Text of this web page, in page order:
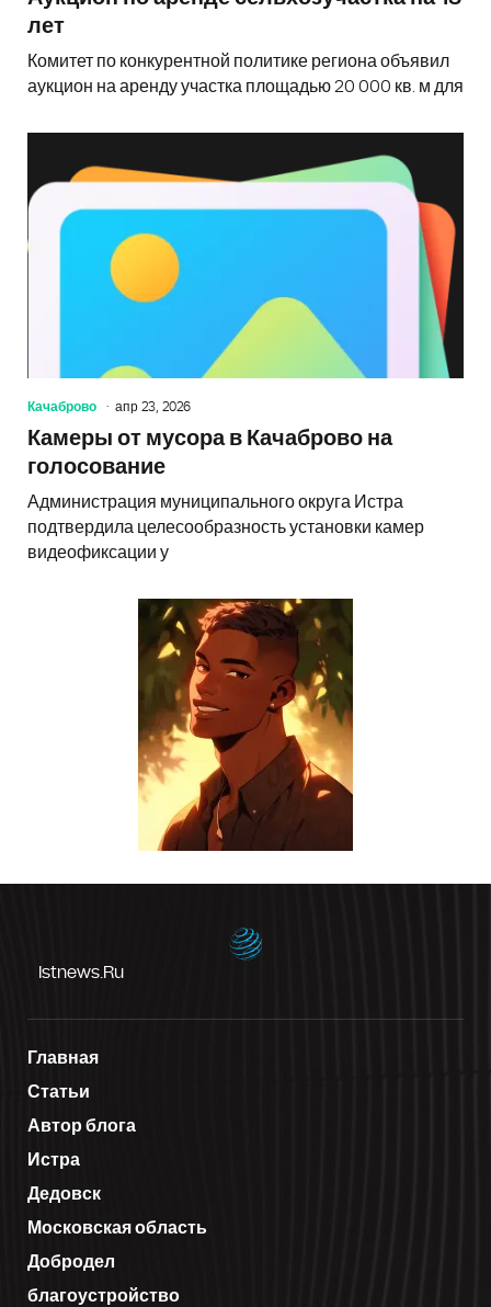
лет
Комитет по конкурентной политике региона объявил
аукцион на аренду участка площадью 20 000 кв. м для
Качаброво апр 23, 2026
Камеры от мусора в Качаброво на
голосование
Администрация муниципального округа Истра
подтвердила целесообразность установки камер
видеофиксации у
Istnews.ru
Главная
Статьи
Автор блога
Истра
Дедовск
Московская область
Добродел
благоустройство